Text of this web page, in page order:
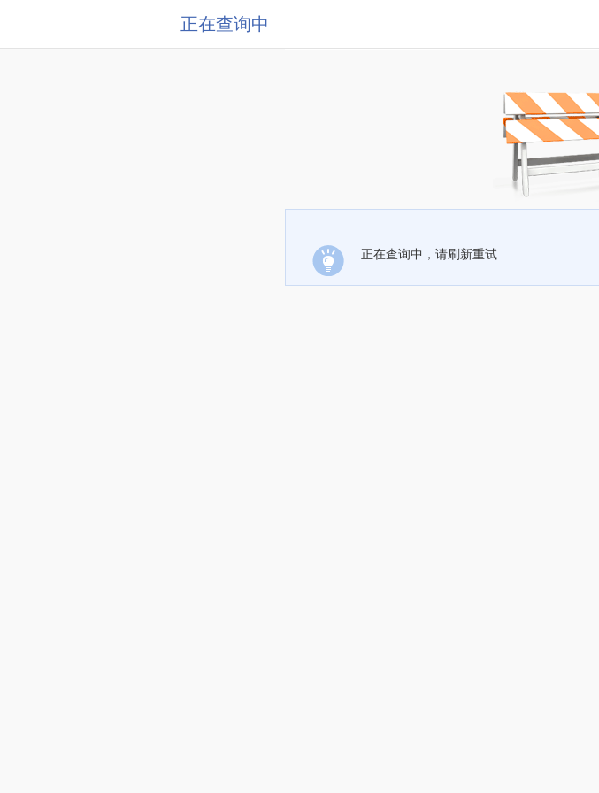
正在查询中
正在查询中，请刷新重试